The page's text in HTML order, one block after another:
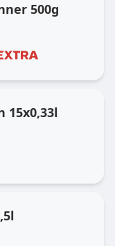
500g
15x0,33l